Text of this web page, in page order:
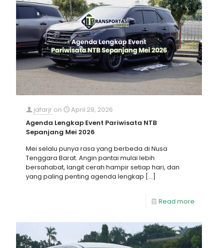
jafarjr on
April 29, 2026
Agenda Lengkap Event Pariwisata NTB
Sepanjang Mei 2026
Mei selalu punya rasa yang berbeda di Nusa
Tenggara Barat. Angin pantai mulai lebih
bersahabat, langit cerah hampir setiap hari, dan
yang paling penting agenda lengkap […]
Read more